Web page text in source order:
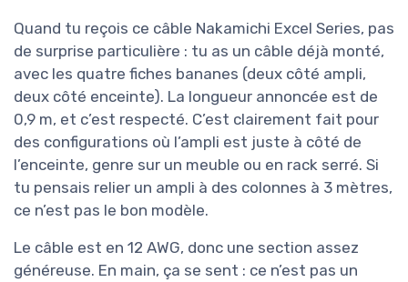
Quand tu reçois ce câble Nakamichi Excel Series, pas
de surprise particulière : tu as un câble déjà monté,
avec les quatre fiches bananes (deux côté ampli,
deux côté enceinte). La longueur annoncée est de
0,9 m, et c’est respecté. C’est clairement fait pour
des configurations où l’ampli est juste à côté de
l’enceinte, genre sur un meuble ou en rack serré. Si
tu pensais relier un ampli à des colonnes à 3 mètres,
ce n’est pas le bon modèle.
Le câble est en 12 AWG, donc une section assez
généreuse. En main, ça se sent : ce n’est pas un